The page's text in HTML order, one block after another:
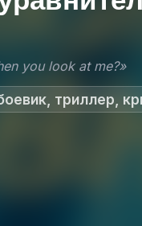
you look at me?»
триллер,